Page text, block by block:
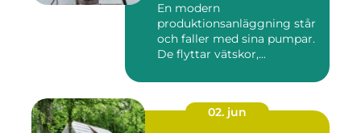
En modern
produktionsanläggning står
och faller med sina pumpar.
De flyttar vätskor,...
02. jun